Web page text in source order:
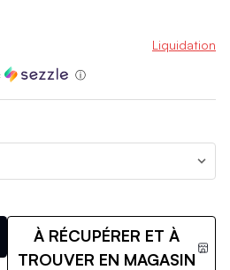
Liquidation
ⓘ
À RÉCUPÉRER ET À
TROUVER EN MAGASIN